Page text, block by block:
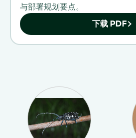
与部署规划要点。
下载 PDF